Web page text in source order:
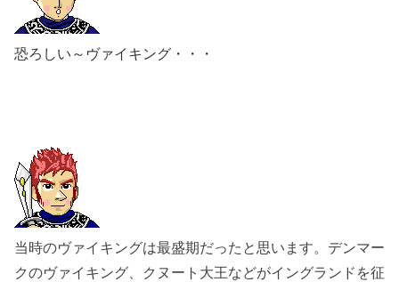
恐ろしい～ヴァイキング・・・
当時のヴァイキングは最盛期だったと思います。デンマー
クのヴァイキング、クヌート大王などがイングランドを征